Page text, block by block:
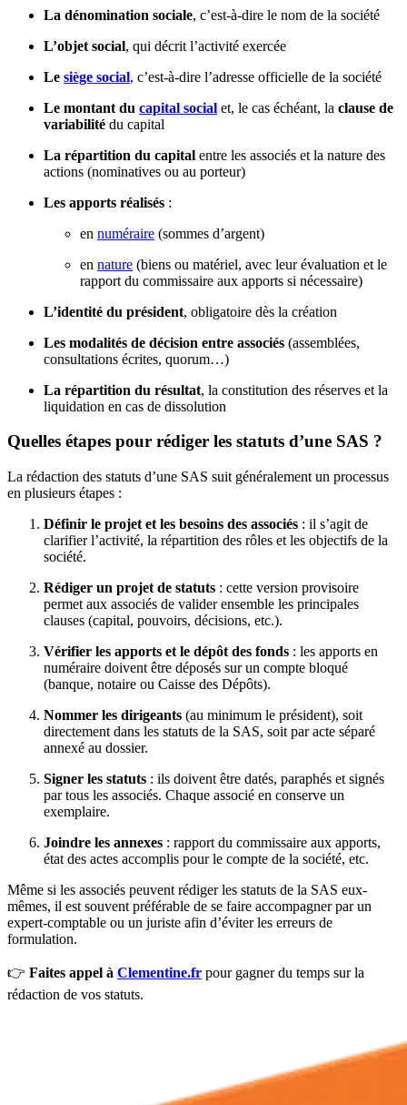
La dénomination sociale, c’est-à-dire le nom de la société
L’objet social, qui décrit l’activité exercée
Le siège social, c’est-à-dire l’adresse officielle de la société
Le montant du capital social et, le cas échéant, la clause de
variabilité du capital
La répartition du capital entre les associés et la nature des
actions (nominatives ou au porteur)
Les apports réalisés :
en numéraire (sommes d’argent)
en nature (biens ou matériel, avec leur évaluation et le
rapport du commissaire aux apports si nécessaire)
L’identité du président, obligatoire dès la création
Les modalités de décision entre associés (assemblées,
consultations écrites, quorum…)
La répartition du résultat, la constitution des réserves et la
liquidation en cas de dissolution
Quelles étapes pour rédiger les statuts d’une SAS ?
La rédaction des statuts d’une SAS suit généralement un processus
en plusieurs étapes :
Définir le projet et les besoins des associés : il s’agit de
clarifier l’activité, la répartition des rôles et les objectifs de la
société.
Rédiger un projet de statuts : cette version provisoire
permet aux associés de valider ensemble les principales
clauses (capital, pouvoirs, décisions, etc.).
Vérifier les apports et le dépôt des fonds : les apports en
numéraire doivent être déposés sur un compte bloqué
(banque, notaire ou Caisse des Dépôts).
Nommer les dirigeants (au minimum le président), soit
directement dans les statuts de la SAS, soit par acte séparé
annexé au dossier.
Signer les statuts : ils doivent être datés, paraphés et signés
par tous les associés. Chaque associé en conserve un
exemplaire.
Joindre les annexes : rapport du commissaire aux apports,
état des actes accomplis pour le compte de la société, etc.
Même si les associés peuvent rédiger les statuts de la SAS eux-
mêmes, il est souvent préférable de se faire accompagner par un
expert-comptable ou un juriste afin d’éviter les erreurs de
formulation.
👉 Faites appel à Clementine.fr pour gagner du temps sur la
rédaction de vos statuts.